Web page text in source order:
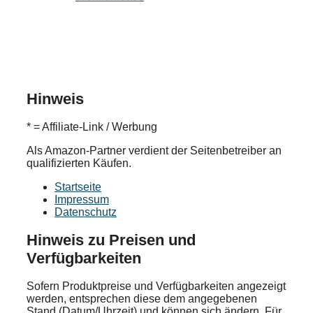
Hinweis
* = Affiliate-Link / Werbung
Als Amazon-Partner verdient der Seitenbetreiber an
qualifizierten Käufen.
Startseite
Impressum
Datenschutz
Hinweis zu Preisen und
Verfügbarkeiten
Sofern Produktpreise und Verfügbarkeiten angezeigt
werden, entsprechen diese dem angegebenen